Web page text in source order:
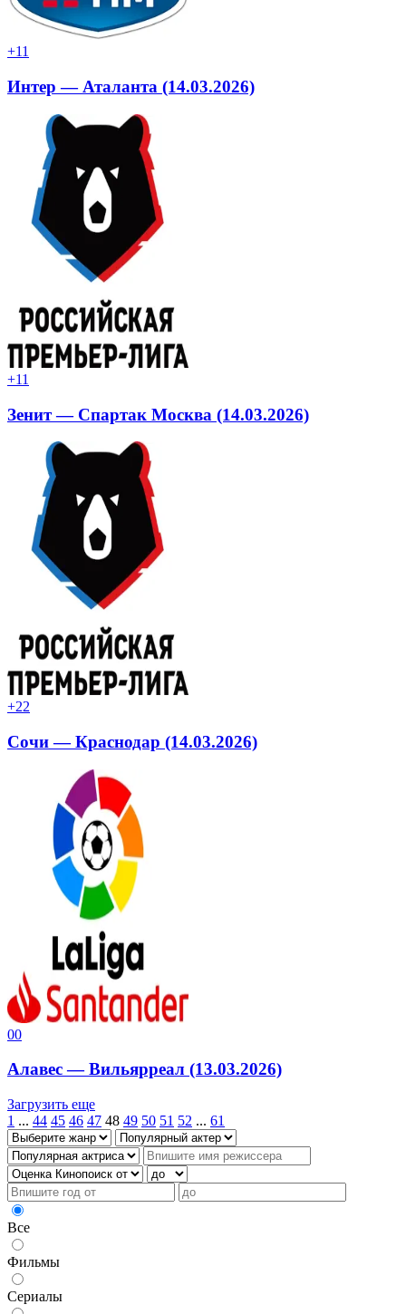
+11
Интер — Аталанта (14.03.2026)
+11
Зенит — Спартак Москва (14.03.2026)
+22
Сочи — Краснодар (14.03.2026)
00
Алавес — Вильярреал (13.03.2026)
Загрузить еще
1 ... 44 45 46 47 48 49 50 51 52 ... 61
Все
Фильмы
Сериалы